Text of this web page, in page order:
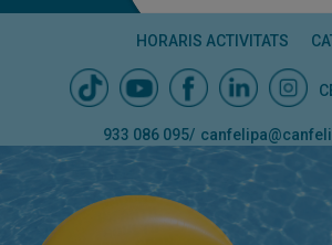
HORARIS ACTIVITATS
933 086 095/